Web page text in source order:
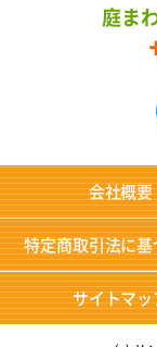
庭ま
会社概要
特定商取引法に
サイトマ